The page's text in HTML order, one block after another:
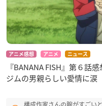
アニメ感想 アニメ ニュース
『BANANA FISH』第６話
ジムの男親らしい愛情に涙